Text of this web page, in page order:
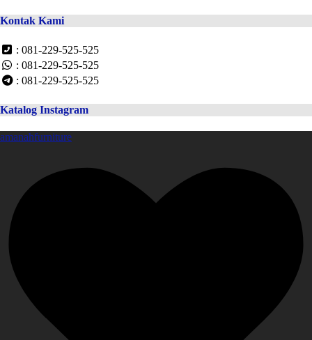
Kontak Kami
: 081-229-525-525
: 081-229-525-525
: 081-229-525-525
Katalog Instagram
amanahfurniture